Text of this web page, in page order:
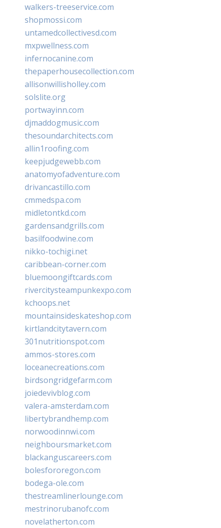
walkers-treeservice.com
shopmossi.com
untamedcollectivesd.com
mxpwellness.com
infernocanine.com
thepaperhousecollection.com
allisonwillisholley.com
solslite.org
portwayinn.com
djmaddogmusic.com
thesoundarchitects.com
allin1roofing.com
keepjudgewebb.com
anatomyofadventure.com
drivancastillo.com
cmmedspa.com
midletontkd.com
gardensandgrills.com
basilfoodwine.com
nikko-tochigi.net
caribbean-corner.com
bluemoongiftcards.com
rivercitysteampunkexpo.com
kchoops.net
mountainsideskateshop.com
kirtlandcitytavern.com
301nutritionspot.com
ammos-stores.com
loceanecreations.com
birdsongridgefarm.com
joiedevivblog.com
valera-amsterdam.com
libertybrandhemp.com
norwoodinnwi.com
neighboursmarket.com
blackanguscareers.com
bolesfororegon.com
bodega-ole.com
thestreamlinerlounge.com
mestrinorubanofc.com
novelatherton.com